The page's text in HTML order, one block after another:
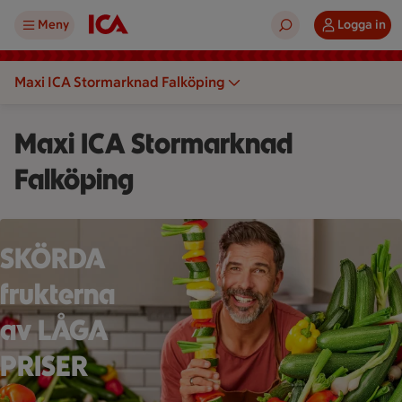
Meny Logga in
Maxi ICA Stormarknad Falköping
Maxi ICA Stormarknad
Falköping
En person håller ett grönsaksspett framför en stor hög med
SKÖRDA
frukterna
av LÅGA
PRISER